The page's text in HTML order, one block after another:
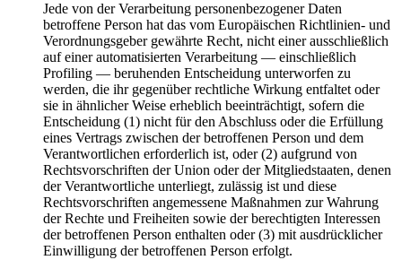
Jede von der Verarbeitung personenbezogener Daten
betroffene Person hat das vom Europäischen Richtlinien- und
Verordnungsgeber gewährte Recht, nicht einer ausschließlich
auf einer automatisierten Verarbeitung — einschließlich
Profiling — beruhenden Entscheidung unterworfen zu
werden, die ihr gegenüber rechtliche Wirkung entfaltet oder
sie in ähnlicher Weise erheblich beeinträchtigt, sofern die
Entscheidung (1) nicht für den Abschluss oder die Erfüllung
eines Vertrags zwischen der betroffenen Person und dem
Verantwortlichen erforderlich ist, oder (2) aufgrund von
Rechtsvorschriften der Union oder der Mitgliedstaaten, denen
der Verantwortliche unterliegt, zulässig ist und diese
Rechtsvorschriften angemessene Maßnahmen zur Wahrung
der Rechte und Freiheiten sowie der berechtigten Interessen
der betroffenen Person enthalten oder (3) mit ausdrücklicher
Einwilligung der betroffenen Person erfolgt.